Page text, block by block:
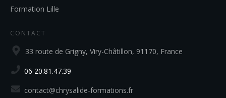
Formation Lille
CONTACT
33 route de Grigny, Viry-Châtillon, 91170, France
06 20.81.47.39
contact@chrysalide-formations.fr